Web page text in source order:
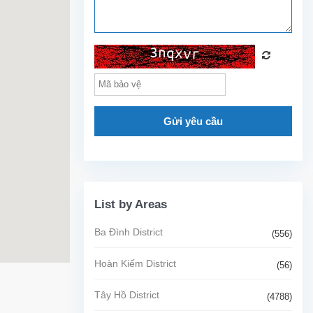
Gửi yêu cầu
List by Areas
Ba Đình District (556)
Hoàn Kiếm District (56)
Tây Hồ District (4788)